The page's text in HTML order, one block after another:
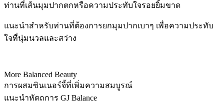
ท่านที่เส้นมุมปากตกหรือความประทับใจรอยยิ้มขาด
แนะนำสำหรับท่านที่ต้องการยกมุมปากเบาๆ เพื่อความประทับ
ใจที่นุ่มนวลและสว่าง
More Balanced Beauty
การผสมซินเนอร์จี้ที่เพิ่มความสมบูรณ์
แนะนำหัตถการ GJ Balance